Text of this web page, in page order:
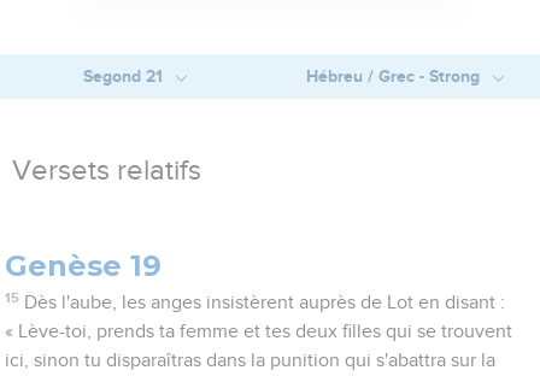
Segond 21 Hébreu / Grec - Strong
Versets relatifs
Genèse 19
15 Dès l'aube, les anges insistèrent auprès de Lot en disant :
« Lève-toi, prends ta femme et tes deux filles qui se trouvent
ici, sinon tu disparaîtras dans la punition qui s'abattra sur la